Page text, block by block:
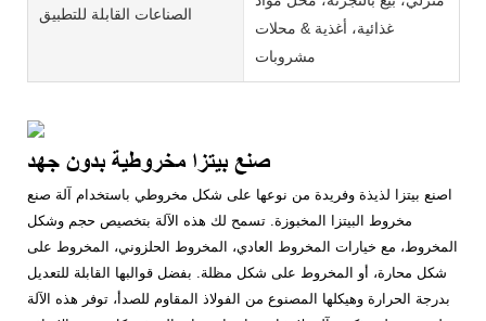
الصناعات القابلة للتطبيق
غذائية، أغذية & محلات
مشروبات
اصنع بيتزا لذيذة وفريدة من نوعها على شكل مخروطي باستخدام آلة صنع
مخروط البيتزا المخبوزة. تسمح لك هذه الآلة بتخصيص حجم وشكل
المخروط، مع خيارات المخروط العادي، المخروط الحلزوني، المخروط على
شكل محارة، أو المخروط على شكل مظلة. بفضل قوالبها القابلة للتعديل
بدرجة الحرارة وهيكلها المصنوع من الفولاذ المقاوم للصدأ، توفر هذه الآلة